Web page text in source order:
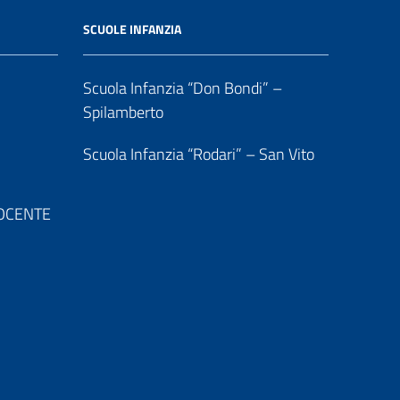
SCUOLE INFANZIA
Scuola Infanzia “Don Bondi” –
Spilamberto
Scuola Infanzia “Rodari” – San Vito